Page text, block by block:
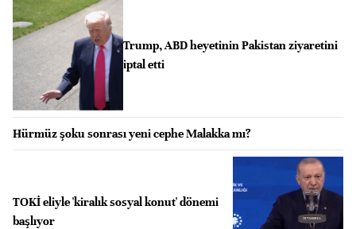
Trump, ABD heyetinin Pakistan ziyaretini
iptal etti
Hürmüz şoku sonrası yeni cephe Malakka mı?
TOKİ eliyle 'kiralık sosyal konut' dönemi
başlıyor